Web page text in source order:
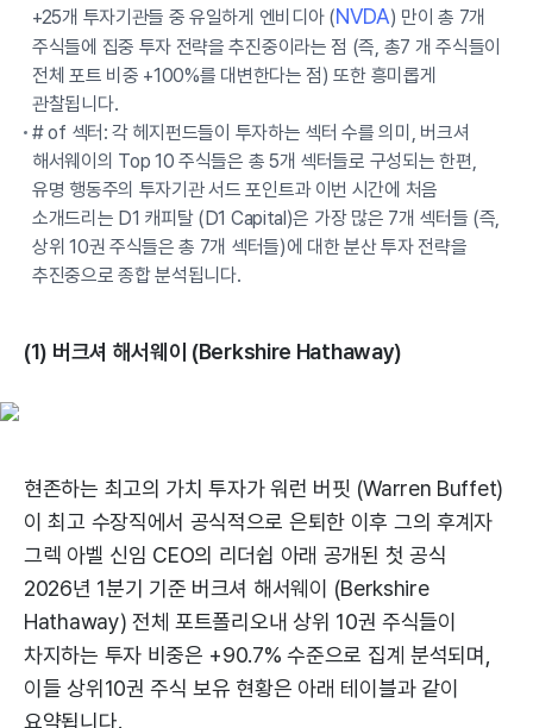
+25개 투자기관들 중 유일하게 엔비디아 (NVDA) 만이 총 7개
주식들에 집중 투자 전략을 추진중이라는 점 (즉, 총7 개 주식들이
전체 포트 비중 +100%를 대변한다는 점) 또한 흥미롭게
관찰됩니다.
# of 섹터: 각 헤지펀드들이 투자하는 섹터 수를 의미, 버크셔
해서웨이의 Top 10 주식들은 총 5개 섹터들로 구성되는 한편,
유명 행동주의 투자기관 서드 포인트과 이번 시간에 처음
소개드리는 D1 캐피탈 (D1 Capital)은 가장 많은 7개 섹터들 (즉,
상위 10권 주식들은 총 7개 섹터들)에 대한 분산 투자 전략을
추진중으로 종합 분석됩니다.
(1) 버크셔 해서웨이 (Berkshire Hathaway)
현존하는 최고의 가치 투자가 워런 버핏 (Warren Buffet)
이 최고 수장직에서 공식적으로 은퇴한 이후 그의 후계자
그렉 아벨 신임 CEO의 리더쉽 아래 공개된 첫 공식
2026년 1분기 기준 버크셔 해서웨이 (Berkshire
Hathaway) 전체 포트폴리오내 상위 10권 주식들이
차지하는 투자 비중은 +90.7% 수준으로 집계 분석되며,
이들 상위10권 주식 보유 현황은 아래 테이블과 같이
요약됩니다.